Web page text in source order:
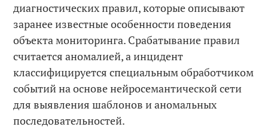
диагностических правил, которые описывают
заранее известные особенности поведения
объекта мониторинга. Срабатывание правил
считается аномалией, а инцидент
классифицируется специальным обработчиком
событий на основе нейросемантической сети
для выявления шаблонов и аномальных
последовательностей.